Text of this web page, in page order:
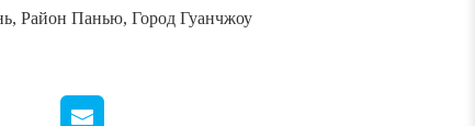
Район Панью, Город Гуанчжоу